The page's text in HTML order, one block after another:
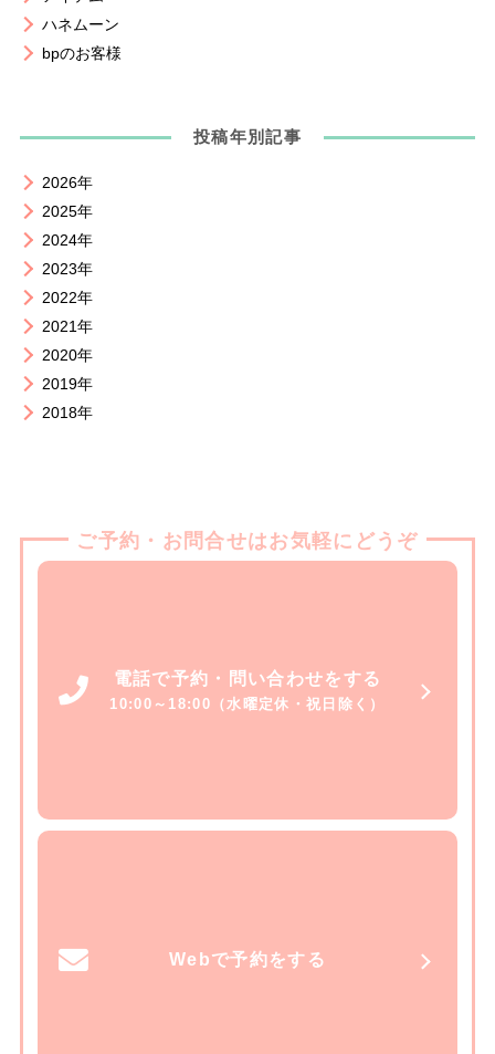
ハネムーン
bpのお客様
投稿年別記事
2026年
2025年
2024年
2023年
2022年
2021年
2020年
2019年
2018年
ご予約・お問合せはお気軽にどうぞ
電話で予約・問い合わせをする
10:00～18:00（水曜定休・祝日除く）
Webで予約をする